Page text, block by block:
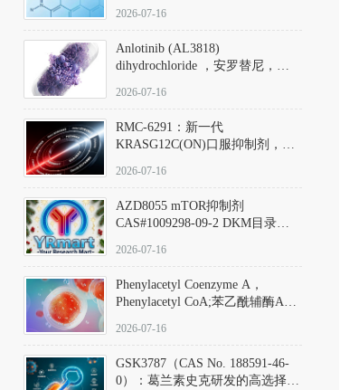
D808567) - DKM活性分子
2026-07-16
Anlotinib (AL3818)
dihydrochloride ，安罗替尼，
Hydrochloride实验方法步骤SOP
2026-07-16
RMC-6291：新一代
KRASG12C(ON)口服抑制剂，
(Elironrasib)CAS#2641998-63-0
2026-07-16
AZD8055 mTOR抑制剂
CAS#1009298-09-2 DKM目录号
激酶抑制剂的深度剖析
2026-07-16
Phenylacetyl Coenzyme A，
Phenylacetyl CoA;苯乙酰辅酶A
2026-07-16
GSK3787（CAS No. 188591-46-
0）：葛兰素史克研发的高选择